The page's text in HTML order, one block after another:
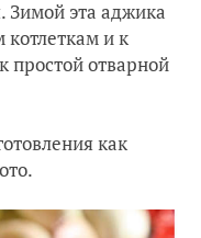
Зимой эта аджика
и к
простой отварной
как